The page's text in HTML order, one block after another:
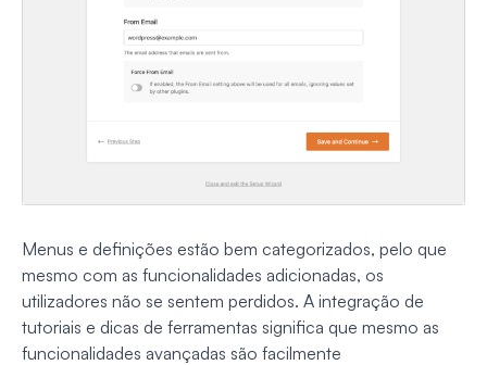
Menus e definições estão bem categorizados, pelo que
mesmo com as funcionalidades adicionadas, os
utilizadores não se sentem perdidos. A integração de
tutoriais e dicas de ferramentas significa que mesmo as
funcionalidades avançadas são facilmente